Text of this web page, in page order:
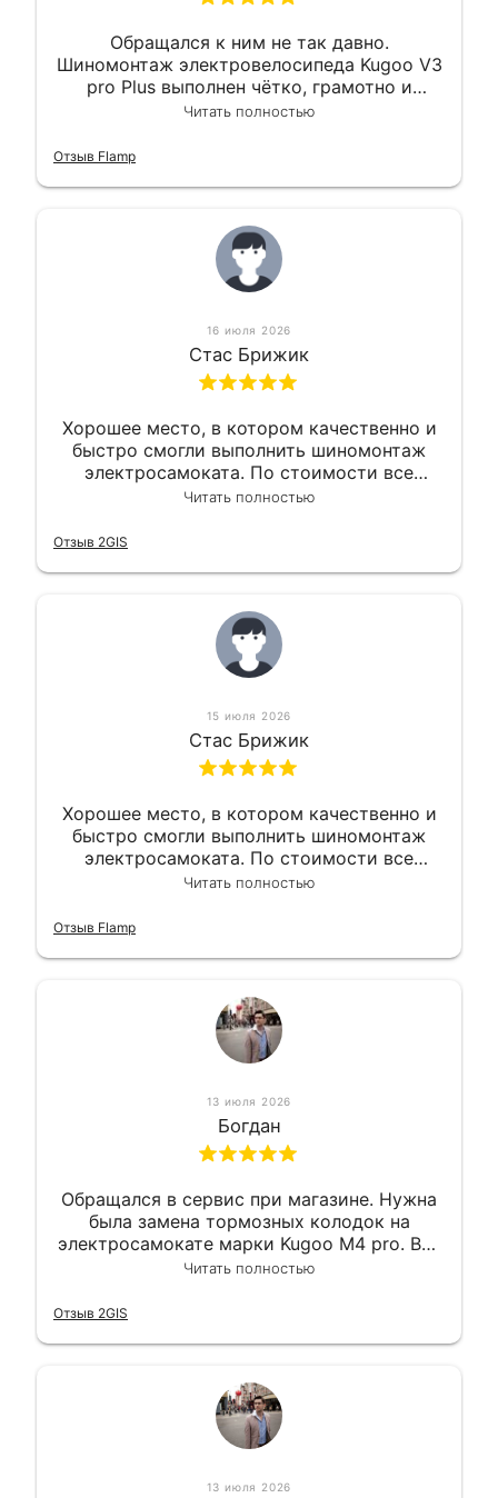
Обращался к ним не так давно.
Шиномонтаж электровелосипеда Kugoo V3
pro Plus выполнен чётко, грамотно и
квалифицированно. Всё сделано
Читать полностью
Отзыв Flamp
16 июля 2026
Стас Брижик
Хорошее место, в котором качественно и
быстро смогли выполнить шиномонтаж
электросамоката. По стоимости все
вышло вообще приемлемо хочу сказать.
Читать полностью
Отзыв 2GIS
15 июля 2026
Стас Брижик
Хорошее место, в котором качественно и
быстро смогли выполнить шиномонтаж
электросамоката. По стоимости все
вышло вообще приемлемо хочу сказать.
Читать полностью
Отзыв Flamp
13 июля 2026
Богдан
Обращался в сервис при магазине. Нужна
была замена тормозных колодок на
электросамокате марки Kugoo M4 pro. Всё
сделали в лучшем виде и в максимально
гарантии, поэтому и обратился в этот
Читать полностью
Отзыв 2GIS
13 июля 2026